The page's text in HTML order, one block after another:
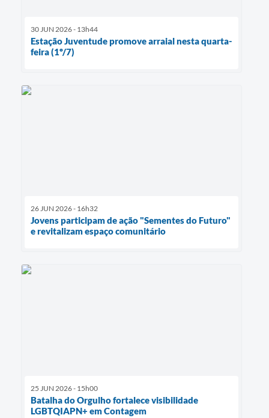
30 JUN 2026 - 13h44
Estação Juventude promove arraial nesta quarta-
feira (1º/7)
26 JUN 2026 - 16h32
Jovens participam de ação "Sementes do Futuro"
e revitalizam espaço comunitário
25 JUN 2026 - 15h00
Batalha do Orgulho fortalece visibilidade
LGBTQIAPN+ em Contagem